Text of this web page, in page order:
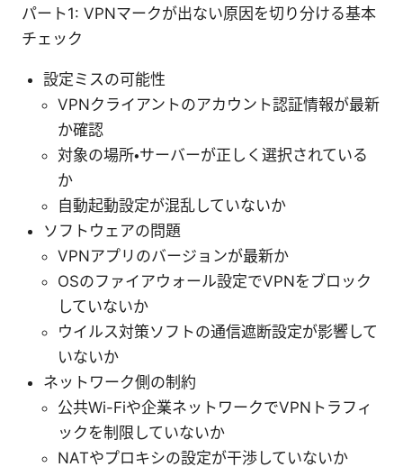
パート1: VPNマークが出ない原因を切り分ける基本
チェック
設定ミスの可能性
VPNクライアントのアカウント認証情報が最新
か確認
対象の場所・サーバーが正しく選択されている
か
自動起動設定が混乱していないか
ソフトウェアの問題
VPNアプリのバージョンが最新か
OSのファイアウォール設定でVPNをブロック
していないか
ウイルス対策ソフトの通信遮断設定が影響して
いないか
ネットワーク側の制約
公共Wi-Fiや企業ネットワークでVPNトラフィ
ックを制限していないか
NATやプロキシの設定が干渉していないか